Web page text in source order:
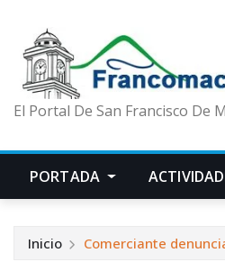
El Portal De San Francisco De
PORTADA
Inicio Comerciante